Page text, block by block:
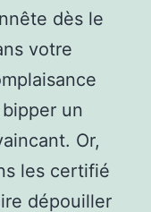
dès le
votre
un
Or,
les certifié
dépouiller